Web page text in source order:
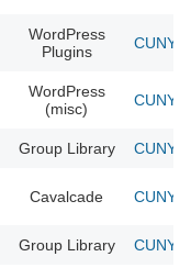
WordPress
Plugins
CUNY
WordPress
(misc)
CUNY
Group Library CUNY
Cavalcade CUNY
Group Library CUNY